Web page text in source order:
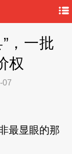
，一批
权
07
最显眼的那